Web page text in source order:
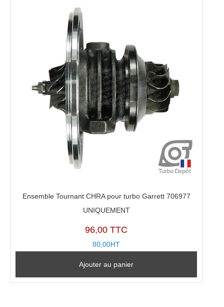
Ensemble Tournant CHRA pour turbo Garrett 706977
UNIQUEMENT
96,00 TTC
80,00HT
Ajouter au panier